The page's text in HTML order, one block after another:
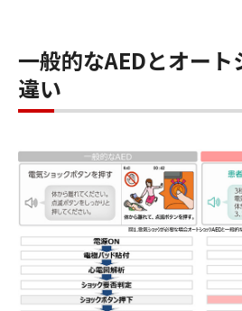
一般的なAEDとオート
違い